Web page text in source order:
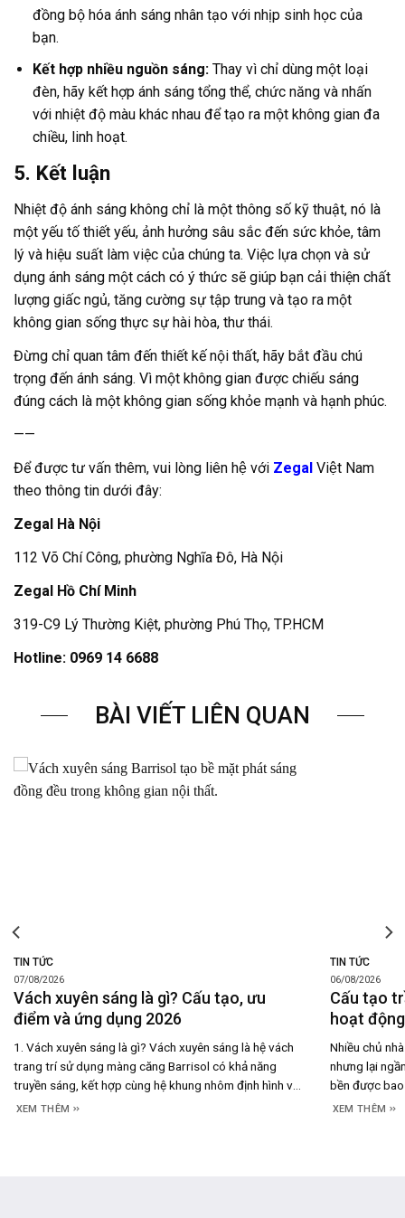
đồng bộ hóa ánh sáng nhân tạo với nhịp sinh học của
bạn.
Kết hợp nhiều nguồn sáng: Thay vì chỉ dùng một loại
đèn, hãy kết hợp ánh sáng tổng thể, chức năng và nhấn
với nhiệt độ màu khác nhau để tạo ra một không gian đa
chiều, linh hoạt.
5. Kết luận
Nhiệt độ ánh sáng không chỉ là một thông số kỹ thuật, nó là
một yếu tố thiết yếu, ảnh hưởng sâu sắc đến sức khỏe, tâm
lý và hiệu suất làm việc của chúng ta. Việc lựa chọn và sử
dụng ánh sáng một cách có ý thức sẽ giúp bạn cải thiện chất
lượng giấc ngủ, tăng cường sự tập trung và tạo ra một
không gian sống thực sự hài hòa, thư thái.
Đừng chỉ quan tâm đến thiết kế nội thất, hãy bắt đầu chú
trọng đến ánh sáng. Vì một không gian được chiếu sáng
đúng cách là một không gian sống khỏe mạnh và hạnh phúc.
——
Để được tư vấn thêm, vui lòng liên hệ với Zegal Việt Nam
theo thông tin dưới đây:
Zegal Hà Nội
112 Võ Chí Công, phường Nghĩa Đô, Hà Nội
Zegal Hồ Chí Minh
319-C9 Lý Thường Kiệt, phường Phú Thọ, TP.HCM
Hotline: 0969 14 6688
BÀI VIẾT LIÊN QUAN
TIN TỨC
07/08/2026
Vách xuyên sáng là gì? Cấu tạo, ưu
điểm và ứng dụng 2026
1. Vách xuyên sáng là gì? Vách xuyên sáng là hệ vách
trang trí sử dụng màng căng Barrisol có khả năng
truyền sáng, kết hợp cùng hệ khung nhôm định hình và
đèn LED đặt phía sau để tạo nên bề mặt phát sáng
XEM THÊM
TIN TỨC
06/08/2026
Cấu tạo
hoạt
Nhiều chủ
nhưng lại
bền được
thực tế, câu
XEM THÊM